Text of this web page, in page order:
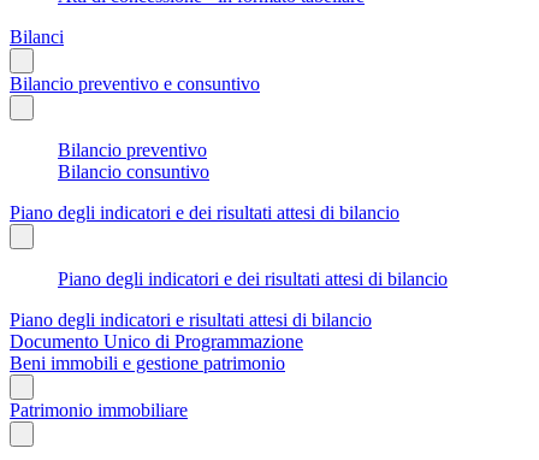
Bilanci
Bilancio preventivo e consuntivo
Bilancio preventivo
Bilancio consuntivo
Piano degli indicatori e dei risultati attesi di bilancio
Piano degli indicatori e dei risultati attesi di bilancio
Piano degli indicatori e risultati attesi di bilancio
Documento Unico di Programmazione
Beni immobili e gestione patrimonio
Patrimonio immobiliare